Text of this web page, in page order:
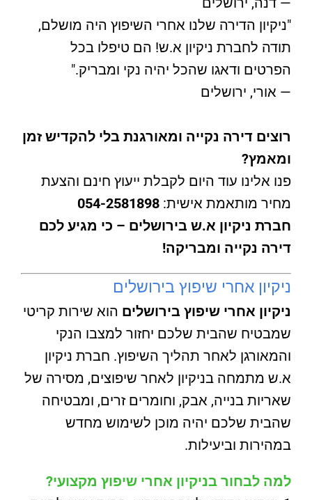
"ניקיון הדירה שלנו אחרי השיפוץ היה מושלם,
תודה לחברת ניקיון א.ש! הם טיפלו בכל
הפרטים ודאגו שהכל יהיה נקי ומבריק."
— אורי, ירושלים
רוצים דירה נקייה ומאורגנת בלי להקדיש זמן
ומאמץ?
פנו אלינו עוד היום לקבלת ייעוץ חינם והצעת
מחיר מותאמת אישית: 054-2581898
חברת ניקיון א.ש בירושלים – כי מגיע לכם
דירה נקייה ומבריקה!
ניקיון אחרי שיפוץ בירושלים
ניקיון אחרי שיפוץ בירושלים הוא שירות קריטי
שמבטיח שהבית שלכם יחזור למצבו הנקי
והמאורגן לאחר תהליך השיפוץ. חברת ניקיון
א.ש מתמחה בניקיון לאחר שיפוצים, מסירה של
שאריות בנייה, אבק, וחומרים זרים, ומבטיחה
שהבית שלכם יהיה מוכן לשימוש מחדש
במהירות וביעילות.
למה לבחור בניקיון אחרי שיפוץ מקצועי?